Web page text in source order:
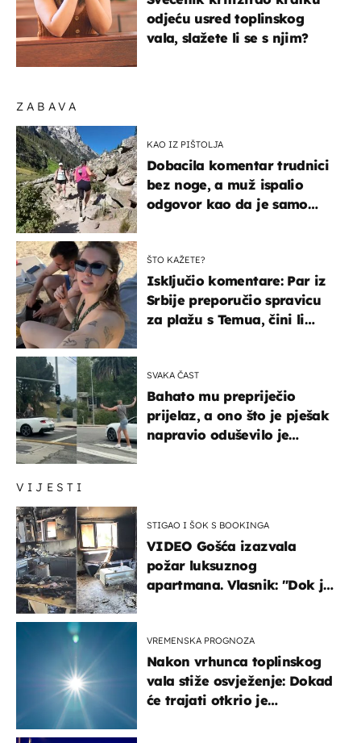
VIJESTI
STIGAO I ŠOK S BOOKINGA
VIDEO Gošća izazvala
požar luksuznog
apartmana. Vlasnik: "Dok je
VREMENSKA PROGNOZA
Nakon vrhunca toplinskog
vala stiže osvježenje: Dokad
će trajati otkrio je
ZABAVA
KAO IZ PIŠTOLJA
Dobacila komentar trudnici
bez noge, a muž ispalio
odgovor kao da je samo
ŠTO KAŽETE?
Isključio komentare: Par iz
Srbije preporučio spravicu
za plažu s Temua, čini li
SVAKA ČAST
Bahato mu prepriječio
prijelaz, a ono što je pješak
napravio oduševilo je
odjeću usred toplinskog
vala, slažete li se s njim?